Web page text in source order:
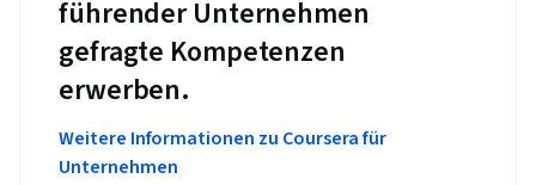
führender Unternehmen
gefragte Kompetenzen
erwerben.
Weitere Informationen zu Coursera für
Unternehmen